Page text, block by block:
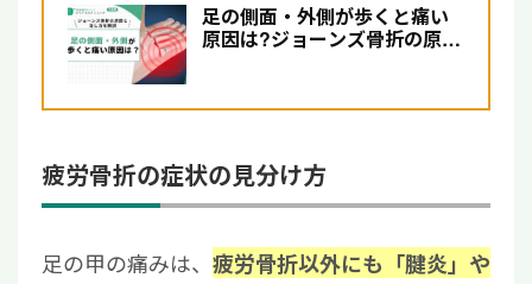
足の側面・外側が歩くと痛い
原因は?ジョーンズ骨折の原因
疲労骨折の症状の見分け方
足の甲の痛みは、 疲労骨折以外にも「腱炎」や